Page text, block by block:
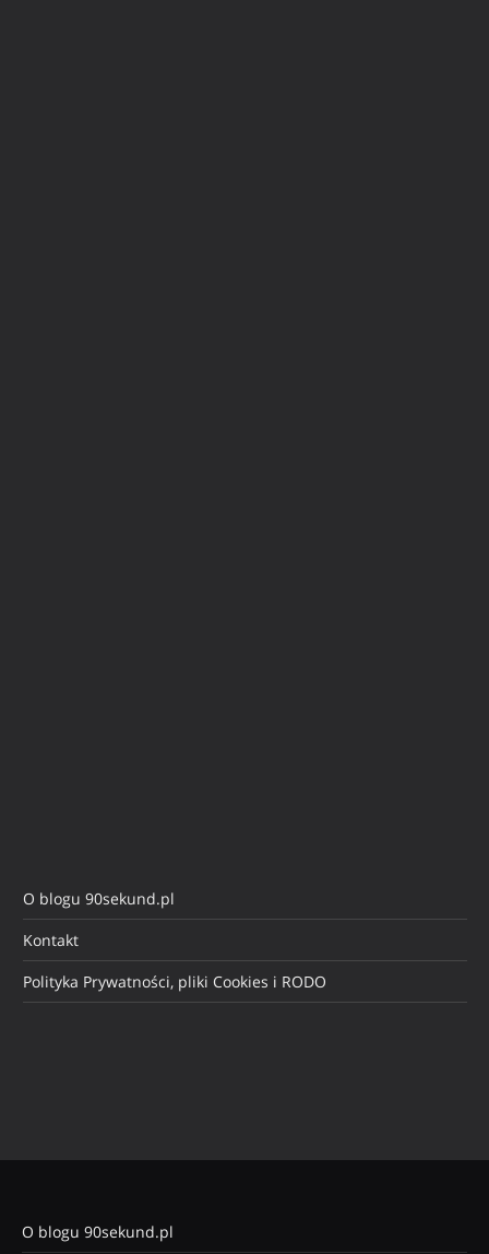
O blogu 90sekund.pl
Kontakt
Polityka Prywatności, pliki Cookies i RODO
O blogu 90sekund.pl